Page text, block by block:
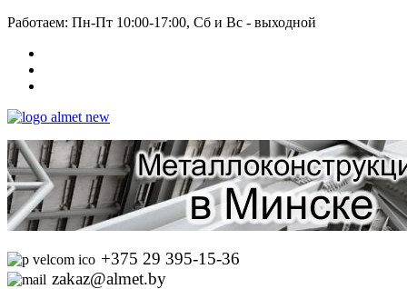
Работаем: Пн-Пт 10:00-17:00, Сб и Вс - выходной
+375 29 395-15-36
zakaz@almet.by